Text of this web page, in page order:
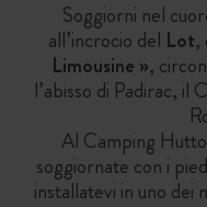
Soggiorni nel
all’incrocio del Lot,
Limousine »,
l’abisso di Padirac,
Al Camping
soggiornate con i
installatevi in uno dei